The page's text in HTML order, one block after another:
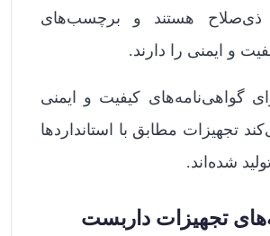
ذی‌صلاح هستند و برچسب‌های
و ایمنی را دارند.
گواهی‌نامه‌های کیفیت و ایمنی
تجهیزات مطابق با استانداردها
شده‌اند.
تجهیزات داربست